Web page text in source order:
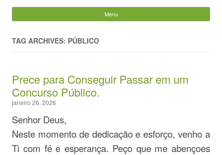
Evandro Legramonte
Menu
TAG ARCHIVES: PÚBLICO
Prece para Conseguir Passar em um
Concurso Público.
janeiro 26, 2026
Senhor Deus,
Neste momento de dedicação e esforço, venho a
Ti com fé e esperança. Peço que me abençoes